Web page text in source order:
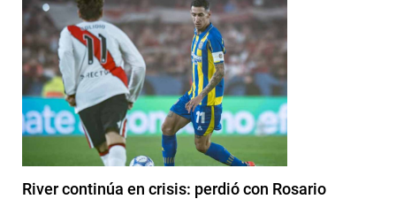
River continúa en crisis: perdió con Rosario